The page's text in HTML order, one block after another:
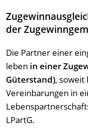
der
Die Partner einer
leben in einer
Güterstand), soweit
Vereinbarungen in
LPartG.